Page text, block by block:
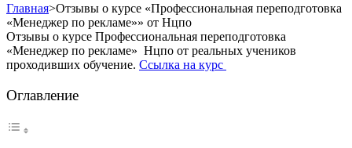
Главная>Отзывы о курсе «Профессиональная переподготовка
«Менеджер по рекламе»» от Нцпо
Отзывы о курсе Профессиональная переподготовка
«Менеджер по рекламе» Нцпо от реальных учеников
проходивших обучение. Ссылка на курс
Оглавление